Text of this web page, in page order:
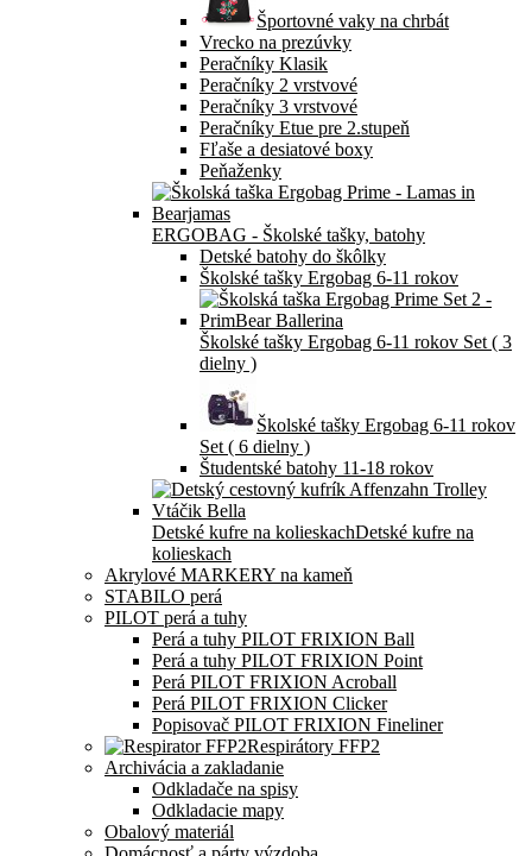
Športovné vaky na chrbát
Vrecko na prezúvky
Peračníky Klasik
Peračníky 2 vrstvové
Peračníky 3 vrstvové
Peračníky Etue pre 2.stupeň
Fľaše a desiatové boxy
Peňaženky
ERGOBAG - Školské tašky, batohy
Detské batohy do škôlky
Školské tašky Ergobag 6-11 rokov
Školské tašky Ergobag 6-11 rokov Set ( 3
dielny )
Školské tašky Ergobag 6-11 rokov
Set ( 6 dielny )
Študentské batohy 11-18 rokov
Detské kufre na kolieskachDetské kufre na
kolieskach
Akrylové MARKERY na kameň
STABILO perá
PILOT perá a tuhy
Perá a tuhy PILOT FRIXION Ball
Perá a tuhy PILOT FRIXION Point
Perá PILOT FRIXION Acroball
Perá PILOT FRIXION Clicker
Popisovač PILOT FRIXION Fineliner
Respirátory FFP2
Archivácia a zakladanie
Odkladače na spisy
Odkladacie mapy
Obalový materiál